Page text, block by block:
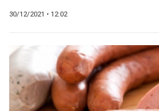
SERVICIOS
30/12/2021 • 12:02